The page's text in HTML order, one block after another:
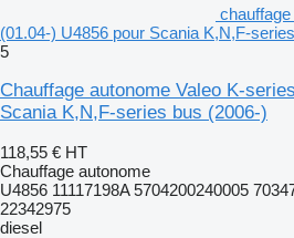
(01.04-) U4856 pour Scania K,N,F-
5
Chauffage autonome Valeo K-
Scania K,N,F-series bus (2006-)
118,55 € HT
Chauffage autonome
U4856 11117198A 5704200240005
22342975
diesel